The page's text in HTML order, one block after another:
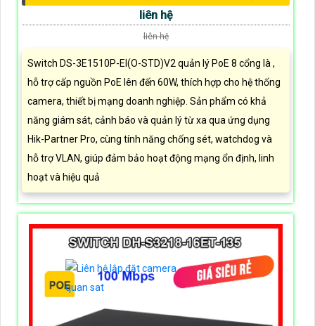
liên hệ
liên hệ
Switch DS-3E1510P-EI(O-STD)V2 quản lý PoE 8 cổng là ,
hỗ trợ cấp nguồn PoE lên đến 60W, thích hợp cho hệ thống
camera, thiết bị mạng doanh nghiệp. Sản phẩm có khả
năng giám sát, cảnh báo và quản lý từ xa qua ứng dụng
Hik-Partner Pro, cùng tính năng chống sét, watchdog và
hỗ trợ VLAN, giúp đảm bảo hoạt động mạng ổn định, linh
hoạt và hiệu quả